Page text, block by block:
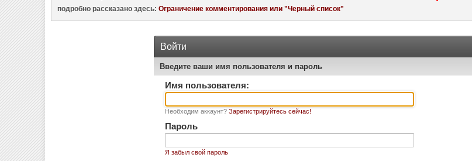
подробно рассказано здесь:Ограничение комментирования или "Черный список"
Войти
Введите ваши имя пользователя и пароль
Имя пользователя:
Необходим аккаунт? Зарегистрируйтесь сейчас!
Пароль
Я забыл свой пароль